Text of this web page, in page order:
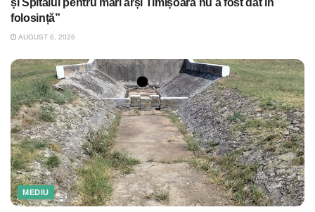
și Spitalul pentru mari arși Timișoara nu a fost dat în
folosință”
AUGUST 6, 2026
MEDIU